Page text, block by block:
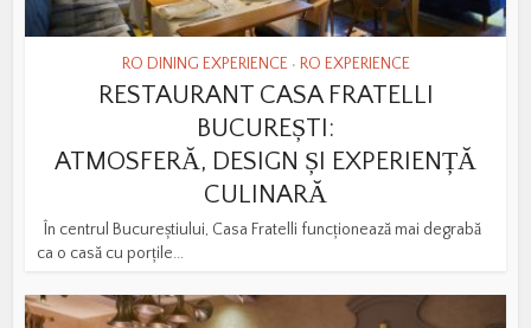
RO DINING EXPERIENCE • RO EXPERIENCE
RESTAURANT CASA FRATELLI
BUCUREȘTI:
ATMOSFERĂ, DESIGN ȘI EXPERIENȚĂ
CULINARĂ
În centrul Bucureștiului, Casa Fratelli funcționează mai degrabă
ca o casă cu porțile...